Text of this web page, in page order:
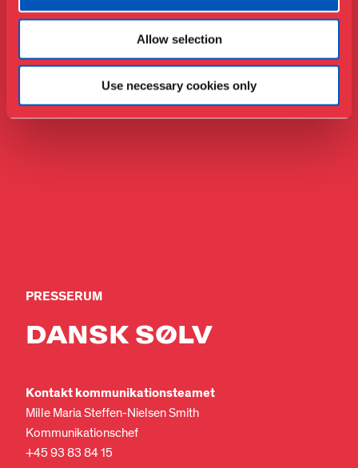
Allow selection
Use necessary cookies only
PRESSERUM
DANSK SØLV
Kontakt kommunikationsteamet
Mille Maria Steffen-Nielsen Smith
Kommunikationschef
+45 93 83 84 15